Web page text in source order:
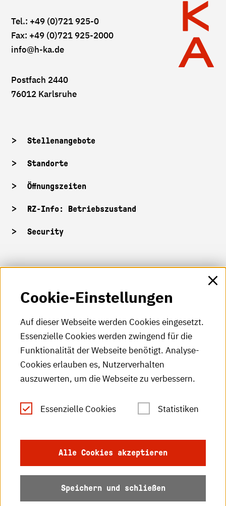
Tel.: +49 (0)721 925-0
Fax: +49 (0)721 925-2000
info@h-ka.de
Postfach 2440
76012 Karlsruhe
Stellenangebote
Standorte
Öffnungszeiten
RZ-Info: Betriebszustand
Security
HKA-Shop
HKA-Videos
HKA-Podcast
HKA-Publikationen
RSS-Feed
Leichte Sprache
Datenschutz
Barrierefreiheit
Cookie-Einstellungen
Auf dieser Webseite werden Cookies eingesetzt.
Essenzielle Cookies werden zwingend für die
Funktionalität der Webseite benötigt. Analyse-
Cookies erlauben es, Nutzerverhalten
auszuwerten, um die Webseite zu verbessern.
Essenzielle Cookies Statistiken
Alle Cookies akzeptieren
Speichern und schließen